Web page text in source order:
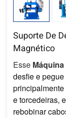
Suporte De
Magnético
Esse
desfie e
e torcedeiras,
rebobinar